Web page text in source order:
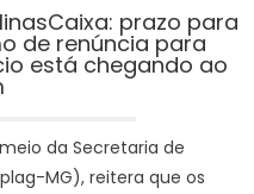
prazo para
de renúncia para
está chegando ao
da Secretaria de
MG), reitera que os